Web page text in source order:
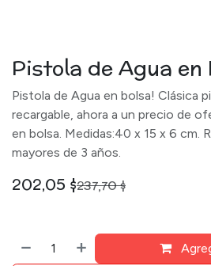
Pistola de Agua en
Pistola de Agua en bolsa! Clásica
recargable, ahora a un precio de
en bolsa. Medidas:40 x 15 x 6 cm.
mayores de 3 años.
202,05 $237,70$